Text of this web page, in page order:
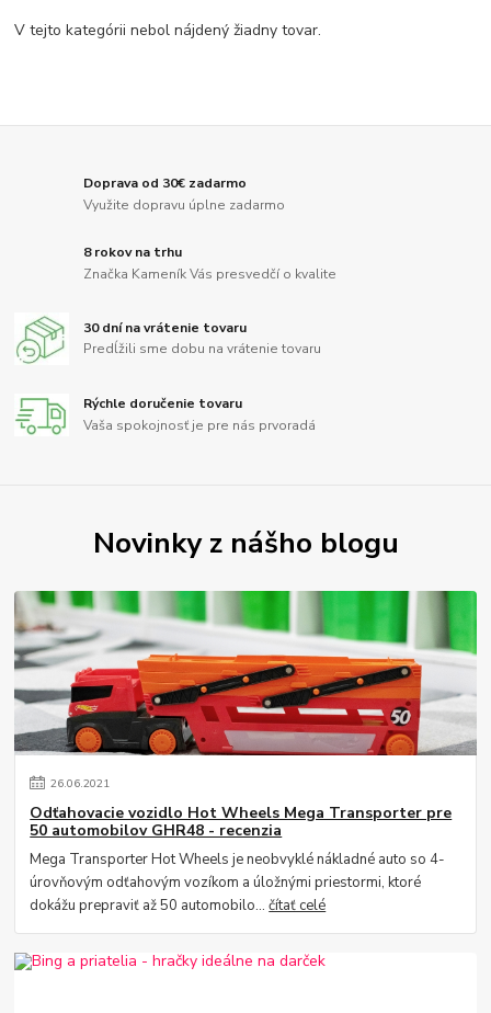
V tejto kategórii nebol nájdený žiadny tovar.
Doprava od 30€ zadarmo
Využite dopravu úplne zadarmo
8 rokov na trhu
Značka Kameník Vás presvedčí o kvalite
30 dní na vrátenie tovaru
Predĺžili sme dobu na vrátenie tovaru
Rýchle doručenie tovaru
Vaša spokojnosť je pre nás prvoradá
Novinky z nášho blogu
26.06.2021
Odťahovacie vozidlo Hot Wheels Mega Transporter pre
50 automobilov GHR48 - recenzia
Mega Transporter Hot Wheels je neobvyklé nákladné auto so 4-
úrovňovým odťahovým vozíkom a úložnými priestormi, ktoré
dokážu prepraviť až 50 automobilo...čítať celé